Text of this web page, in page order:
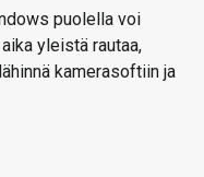
puolella voi
yleistä rautaa,
kamerasoftiin ja